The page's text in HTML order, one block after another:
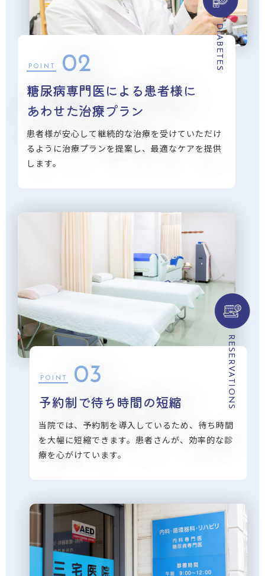
DIABETES
POINT 02
糖尿病専門医による患者様に
あわせた治療プラン
患者様が安心して継続的な治療を受けていただけ
るように治療プランを提案し、最適なケアを提供
します。
RESERVATIONS
POINT 03
予約制で待ち時間の短縮
当院では、予約制を導入しているため、待ち時間
を大幅に短縮できます。患者さんが、効率的な診
療を心がけています。